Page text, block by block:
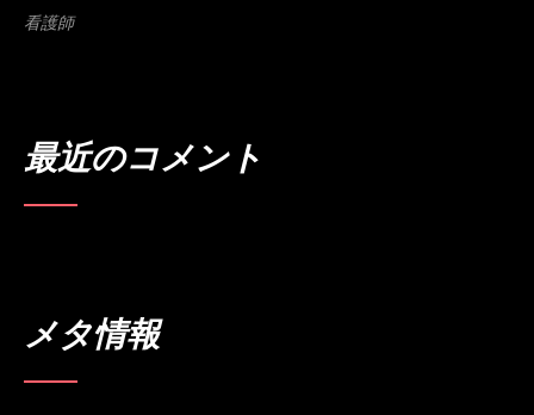
看護師
最近のコメント
メタ情報